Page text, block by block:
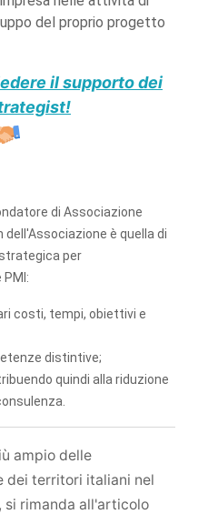
del proprio progetto
il supporto dei
di Associazione
è quella di
per
costi, tempi, obiettivi e
distintive;
quindi alla riduzione
ampio delle
dei territori italiani nel
rimanda all'articolo